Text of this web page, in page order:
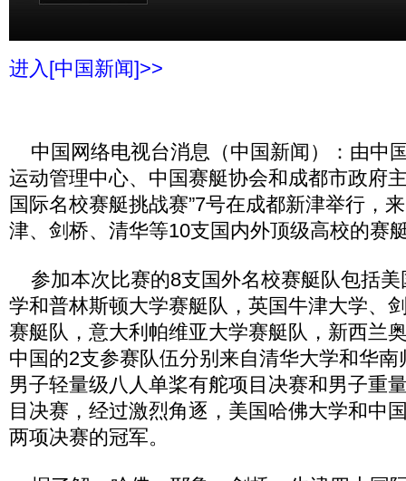
进入[中国新闻]>>
中国网络电视台消息（中国新闻）：由中
运动管理中心、中国赛艇协会和成都市政府
国际名校赛艇挑战赛”7号在成都新津举行，
津、剑桥、清华等10支国内外顶级高校的赛
参加本次比赛的8支国外名校赛艇队包括美
学和普林斯顿大学赛艇队，英国牛津大学、
赛艇队，意大利帕维亚大学赛艇队，新西兰
中国的2支参赛队伍分别来自清华大学和华
男子轻量级八人单桨有舵项目决赛和男子重
目决赛，经过激烈角逐，美国哈佛大学和中
两项决赛的冠军。